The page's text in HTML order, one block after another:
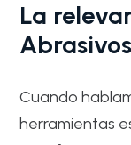
La
Cuando
herramientas